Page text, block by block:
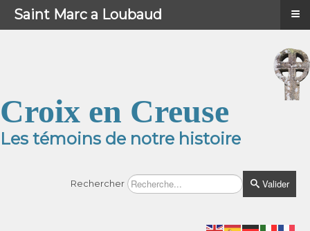
Croix en Creuse
Les témoins de notre histoire
Rechercher Valider
Menu ≡
Saint Marc a Loubaud ≡